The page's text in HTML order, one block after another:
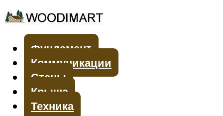
Фундамент
Коммуникации
Стены
Крыша
Техника